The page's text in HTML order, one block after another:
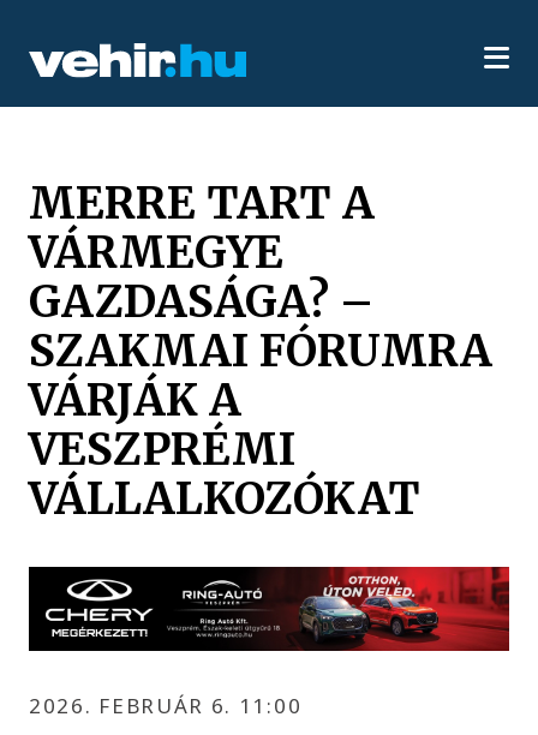
MERRE TART A
VÁRMEGYE
GAZDASÁGA? –
SZAKMAI FÓRUMRA
VÁRJÁK A
VESZPRÉMI
VÁLLALKOZÓKAT
2026. FEBRUÁR 6. 11:00